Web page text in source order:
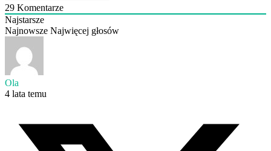
29 Komentarze
Najstarsze
Najnowsze Najwięcej głosów
Ola
4 lata temu